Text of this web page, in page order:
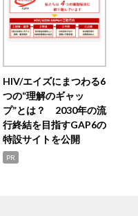
HIV/エイズにまつわる6
つの“理解のギャッ
プ”とは？ 2030年の流
行終結を目指すGAP6の
特設サイトを公開
PR